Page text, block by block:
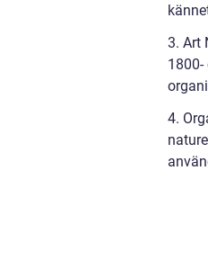
3. Art
4.